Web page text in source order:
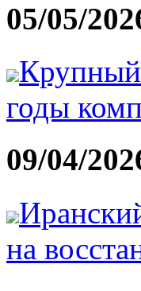
05/05/
Крупный
годы
09/04/
на